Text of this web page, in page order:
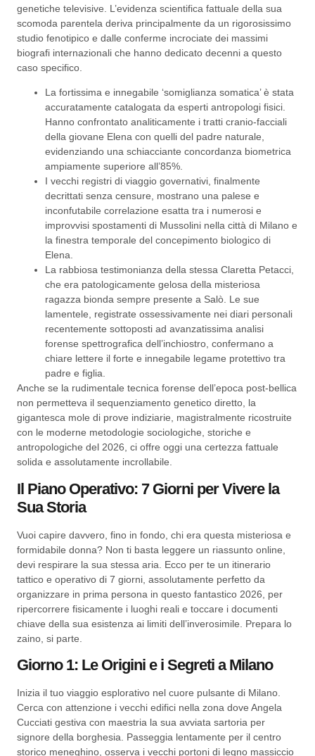
genetiche televisive. L’evidenza scientifica fattuale della sua
scomoda parentela deriva principalmente da un rigorosissimo
studio fenotipico e dalle conferme incrociate dei massimi
biografi internazionali che hanno dedicato decenni a questo
caso specifico.
La fortissima e innegabile ‘somiglianza somatica’ è stata
accuratamente catalogata da esperti antropologi fisici.
Hanno confrontato analiticamente i tratti cranio-facciali
della giovane Elena con quelli del padre naturale,
evidenziando una schiacciante concordanza biometrica
ampiamente superiore all’85%.
I vecchi registri di viaggio governativi, finalmente
decrittati senza censure, mostrano una palese e
inconfutabile correlazione esatta tra i numerosi e
improvvisi spostamenti di Mussolini nella città di Milano e
la finestra temporale del concepimento biologico di
Elena.
La rabbiosa testimonianza della stessa Claretta Petacci,
che era patologicamente gelosa della misteriosa
ragazza bionda sempre presente a Salò. Le sue
lamentele, registrate ossessivamente nei diari personali
recentemente sottoposti ad avanzatissima analisi
forense spettrografica dell’inchiostro, confermano a
chiare lettere il forte e innegabile legame protettivo tra
padre e figlia.
Anche se la rudimentale tecnica forense dell’epoca post-bellica
non permetteva il sequenziamento genetico diretto, la
gigantesca mole di prove indiziarie, magistralmente ricostruite
con le moderne metodologie sociologiche, storiche e
antropologiche del 2026, ci offre oggi una certezza fattuale
solida e assolutamente incrollabile.
Il Piano Operativo: 7 Giorni per Vivere la
Sua Storia
Vuoi capire davvero, fino in fondo, chi era questa misteriosa e
formidabile donna? Non ti basta leggere un riassunto online,
devi respirare la sua stessa aria. Ecco per te un itinerario
tattico e operativo di 7 giorni, assolutamente perfetto da
organizzare in prima persona in questo fantastico 2026, per
ripercorrere fisicamente i luoghi reali e toccare i documenti
chiave della sua esistenza ai limiti dell’inverosimile. Prepara lo
zaino, si parte.
Giorno 1: Le Origini e i Segreti a Milano
Inizia il tuo viaggio esplorativo nel cuore pulsante di Milano.
Cerca con attenzione i vecchi edifici nella zona dove Angela
Cucciati gestiva con maestria la sua avviata sartoria per
signore della borghesia. Passeggia lentamente per il centro
storico meneghino, osserva i vecchi portoni di legno massiccio